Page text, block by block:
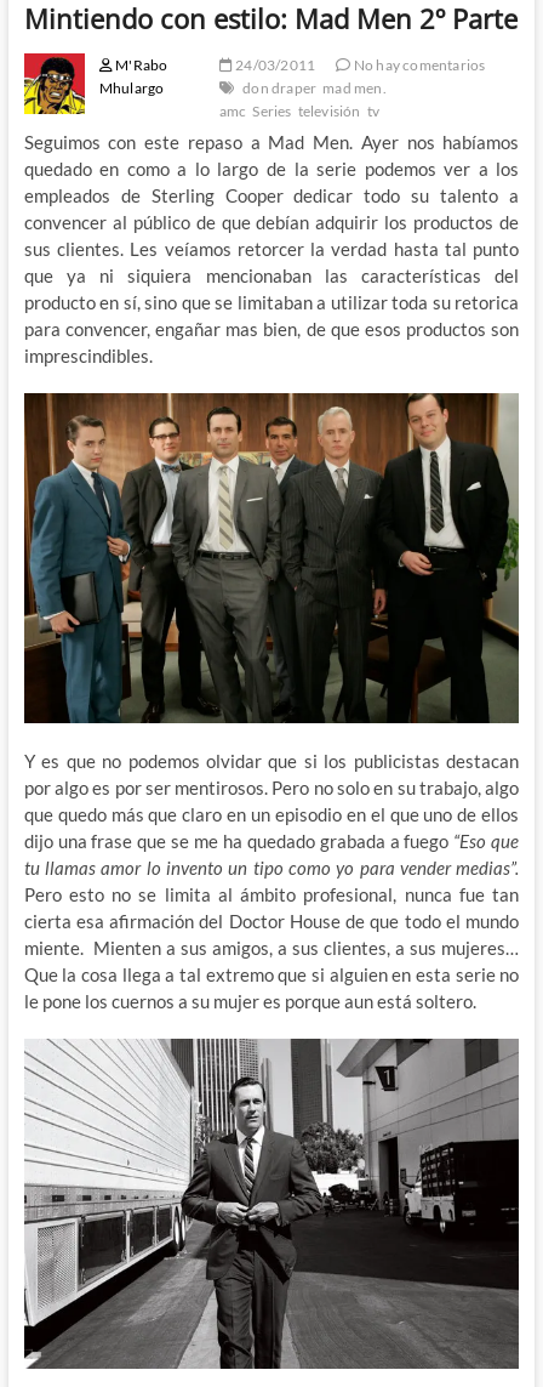
Mintiendo con estilo: Mad Men 2º Parte
M'Rabo
Mhulargo
24/03/2011
No hay comentarios
don draper mad men.
amc Series televisión tv
Seguimos con este repaso a Mad Men. Ayer nos habíamos
quedado en como a lo largo de la serie podemos ver a los
empleados de Sterling Cooper dedicar todo su talento a
convencer al público de que debían adquirir los productos de
sus clientes. Les veíamos retorcer la verdad hasta tal punto
que ya ni siquiera mencionaban las características del
producto en sí, sino que se limitaban a utilizar toda su retorica
para convencer, engañar mas bien, de que esos productos son
imprescindibles.
Y es que no podemos olvidar que si los publicistas destacan
por algo es por ser mentirosos. Pero no solo en su trabajo, algo
que quedo más que claro en un episodio en el que uno de ellos
dijo una frase que se me ha quedado grabada a fuego “Eso que
tu llamas amor lo invento un tipo como yo para vender medias”.
Pero esto no se limita al ámbito profesional, nunca fue tan
cierta esa afirmación del Doctor House de que todo el mundo
miente. Mienten a sus amigos, a sus clientes, a sus mujeres…
Que la cosa llega a tal extremo que si alguien en esta serie no
le pone los cuernos a su mujer es porque aun está soltero.